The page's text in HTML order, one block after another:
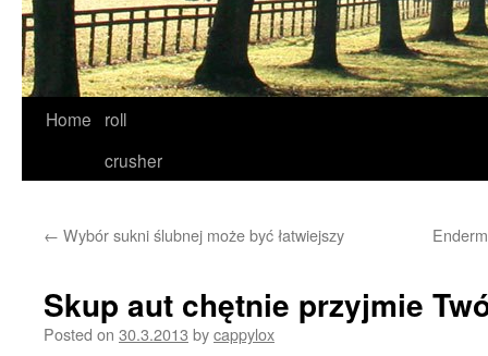
Home
roll
crusher
← Wybór sukni ślubnej może być łatwiejszy
Skup aut chętnie przyjmie
Posted on 30.3.2013 bycappylox